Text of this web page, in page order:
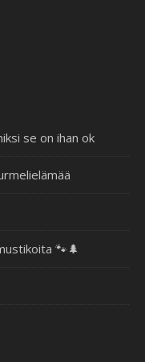
se on ihan ok
🐾🌲